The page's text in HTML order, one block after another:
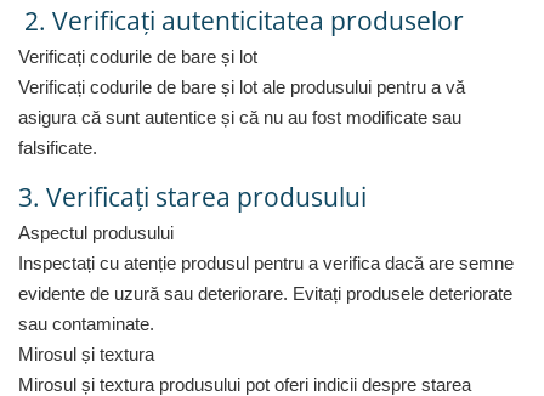
Accesorii si piese masini spalat
rufe si uscatoare
Accesorii si piese masini spalat
vase
Aparate Frigorifice
Aparate Racire Aer
Aragaze si cuptoare cu microunde
Climatizare & sisteme de incalzire
Electrocasnice pentru Bucatarie
Fiare de calcat si masini de cusut
Purificatoare de aer
2. Verificați autenticitatea produselor
Verificați codurile de bare și lot
Verificați codurile de bare și lot ale produsului pentru a vă
asigura că sunt autentice și că nu au fost modificate sau
falsificate.
3. Verificați starea produsului
Aspectul produsului
Inspectați cu atenție produsul pentru a verifica dacă are semne
evidente de uzură sau deteriorare. Evitați produsele deteriorate
sau contaminate.
Mirosul și textura
Mirosul și textura produsului pot oferi indicii despre starea